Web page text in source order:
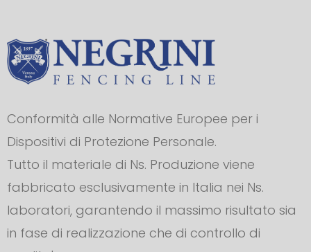
Conformità alle Normative Europee per i
Dispositivi di Protezione Personale.
Tutto il materiale di Ns. Produzione viene
fabbricato esclusivamente in Italia nei Ns.
laboratori, garantendo il massimo risultato sia
in fase di realizzazione che di controllo di